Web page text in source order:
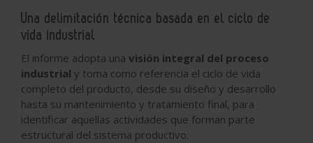
Una delimitación técnica basada en el ciclo de
vida industrial
El informe adopta una visión integral del proceso
industrial y toma como referencia el ciclo de vida
completo del producto, desde su diseño y desarrollo
hasta su mantenimiento y tratamiento final, para
identificar aquellas actividades que forman parte
estructural del sistema productivo.